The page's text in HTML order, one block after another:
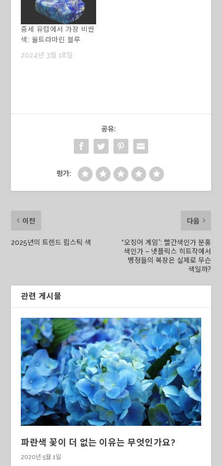
중세 유럽에서 가장 비싼
색: 울트라마린 블루
2024년 3월 18일
공유:
평가:
이전
2025년의 트렌드 립스틱 색
다음
“오징어 게임”: 빨간색인가 분홍
색인가 – 넷플릭스 히트작에서
병정들의 복장은 실제로 무슨
색일까?
관련 게시물
파란색 꽃이 더 없는 이유는 무엇인가요?
2020년 5월 1일